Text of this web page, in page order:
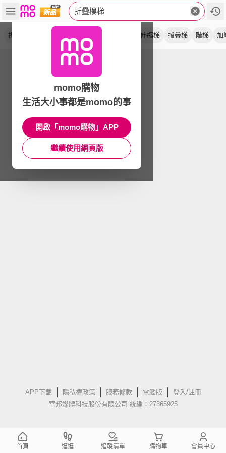
折疊樓梯
折疊梯 伸縮梯 摺疊梯 階梯 加
APP下載 隱私權政策 服務條款 電腦版
登入/註冊
富邦媒體科技股份有限公司 統編：27365925
momo購物
生活大小事都是momo的事
開啟「momo購物」APP
繼續使用網頁版
首頁 逛逛 追蹤清單 購物車 會員中心